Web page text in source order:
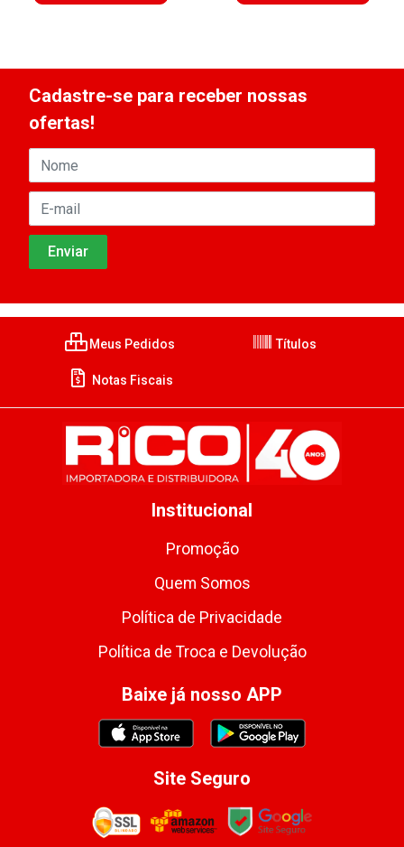
Cadastre-se para receber nossas
ofertas!
Meus Pedidos Títulos
Notas Fiscais
Institucional
Promoção
Quem Somos
Política de Privacidade
Política de Troca e Devolução
Baixe já nosso APP
Site Seguro